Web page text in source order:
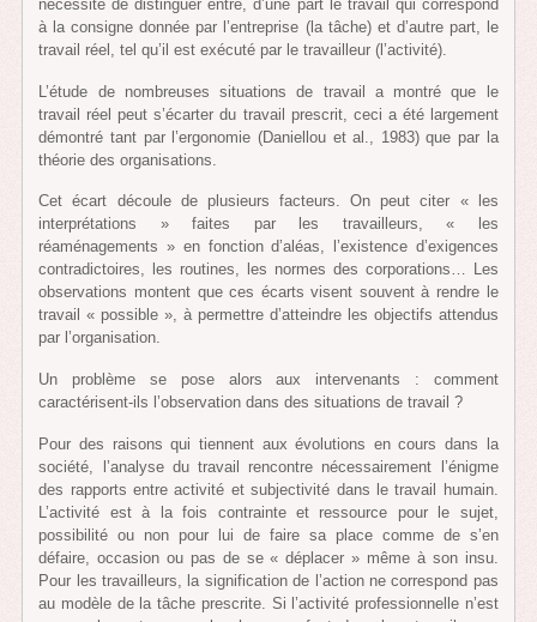
nécessité de distinguer entre, d’une part le travail qui correspond
à la consigne donnée par l’entreprise (la tâche) et d’autre part, le
travail réel, tel qu’il est exécuté par le travailleur (l’activité).
L’étude de nombreuses situations de travail a montré que le
travail réel peut s’écarter du travail prescrit, ceci a été largement
démontré tant par l’ergonomie (Daniellou et al., 1983) que par la
théorie des organisations.
Cet écart découle de plusieurs facteurs. On peut citer « les
interprétations » faites par les travailleurs, « les
réaménagements » en fonction d’aléas, l’existence d’exigences
contradictoires, les routines, les normes des corporations… Les
observations montent que ces écarts visent souvent à rendre le
travail « possible », à permettre d’atteindre les objectifs attendus
par l’organisation.
Un problème se pose alors aux intervenants : comment
caractérisent-ils l’observation dans des situations de travail ?
Pour des raisons qui tiennent aux évolutions en cours dans la
société, l’analyse du travail rencontre nécessairement l’énigme
des rapports entre activité et subjectivité dans le travail humain.
L’activité est à la fois contrainte et ressource pour le sujet,
possibilité ou non pour lui de faire sa place comme de s’en
défaire, occasion ou pas de se « déplacer » même à son insu.
Pour les travailleurs, la signification de l’action ne correspond pas
au modèle de la tâche prescrite. Si l’activité professionnelle n’est